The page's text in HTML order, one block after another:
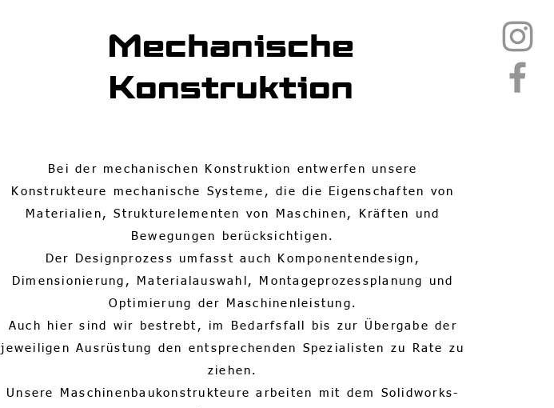
Mechanische
Konstruktion
Bei der mechanischen Konstruktion entwerfen unsere
Konstrukteure mechanische Systeme, die die Eigenschaften von
Materialien, Strukturelementen von Maschinen, Kräften und
Bewegungen berücksichtigen.
Der Designprozess umfasst auch Komponentendesign,
Dimensionierung, Materialauswahl, Montageprozessplanung und
Optimierung der Maschinenleistung.
Auch hier sind wir bestrebt, im Bedarfsfall bis zur Übergabe der
jeweiligen Ausrüstung den entsprechenden Spezialisten zu Rate zu
ziehen.
Unsere Maschinenbaukonstrukteure arbeiten mit dem Solidworks-